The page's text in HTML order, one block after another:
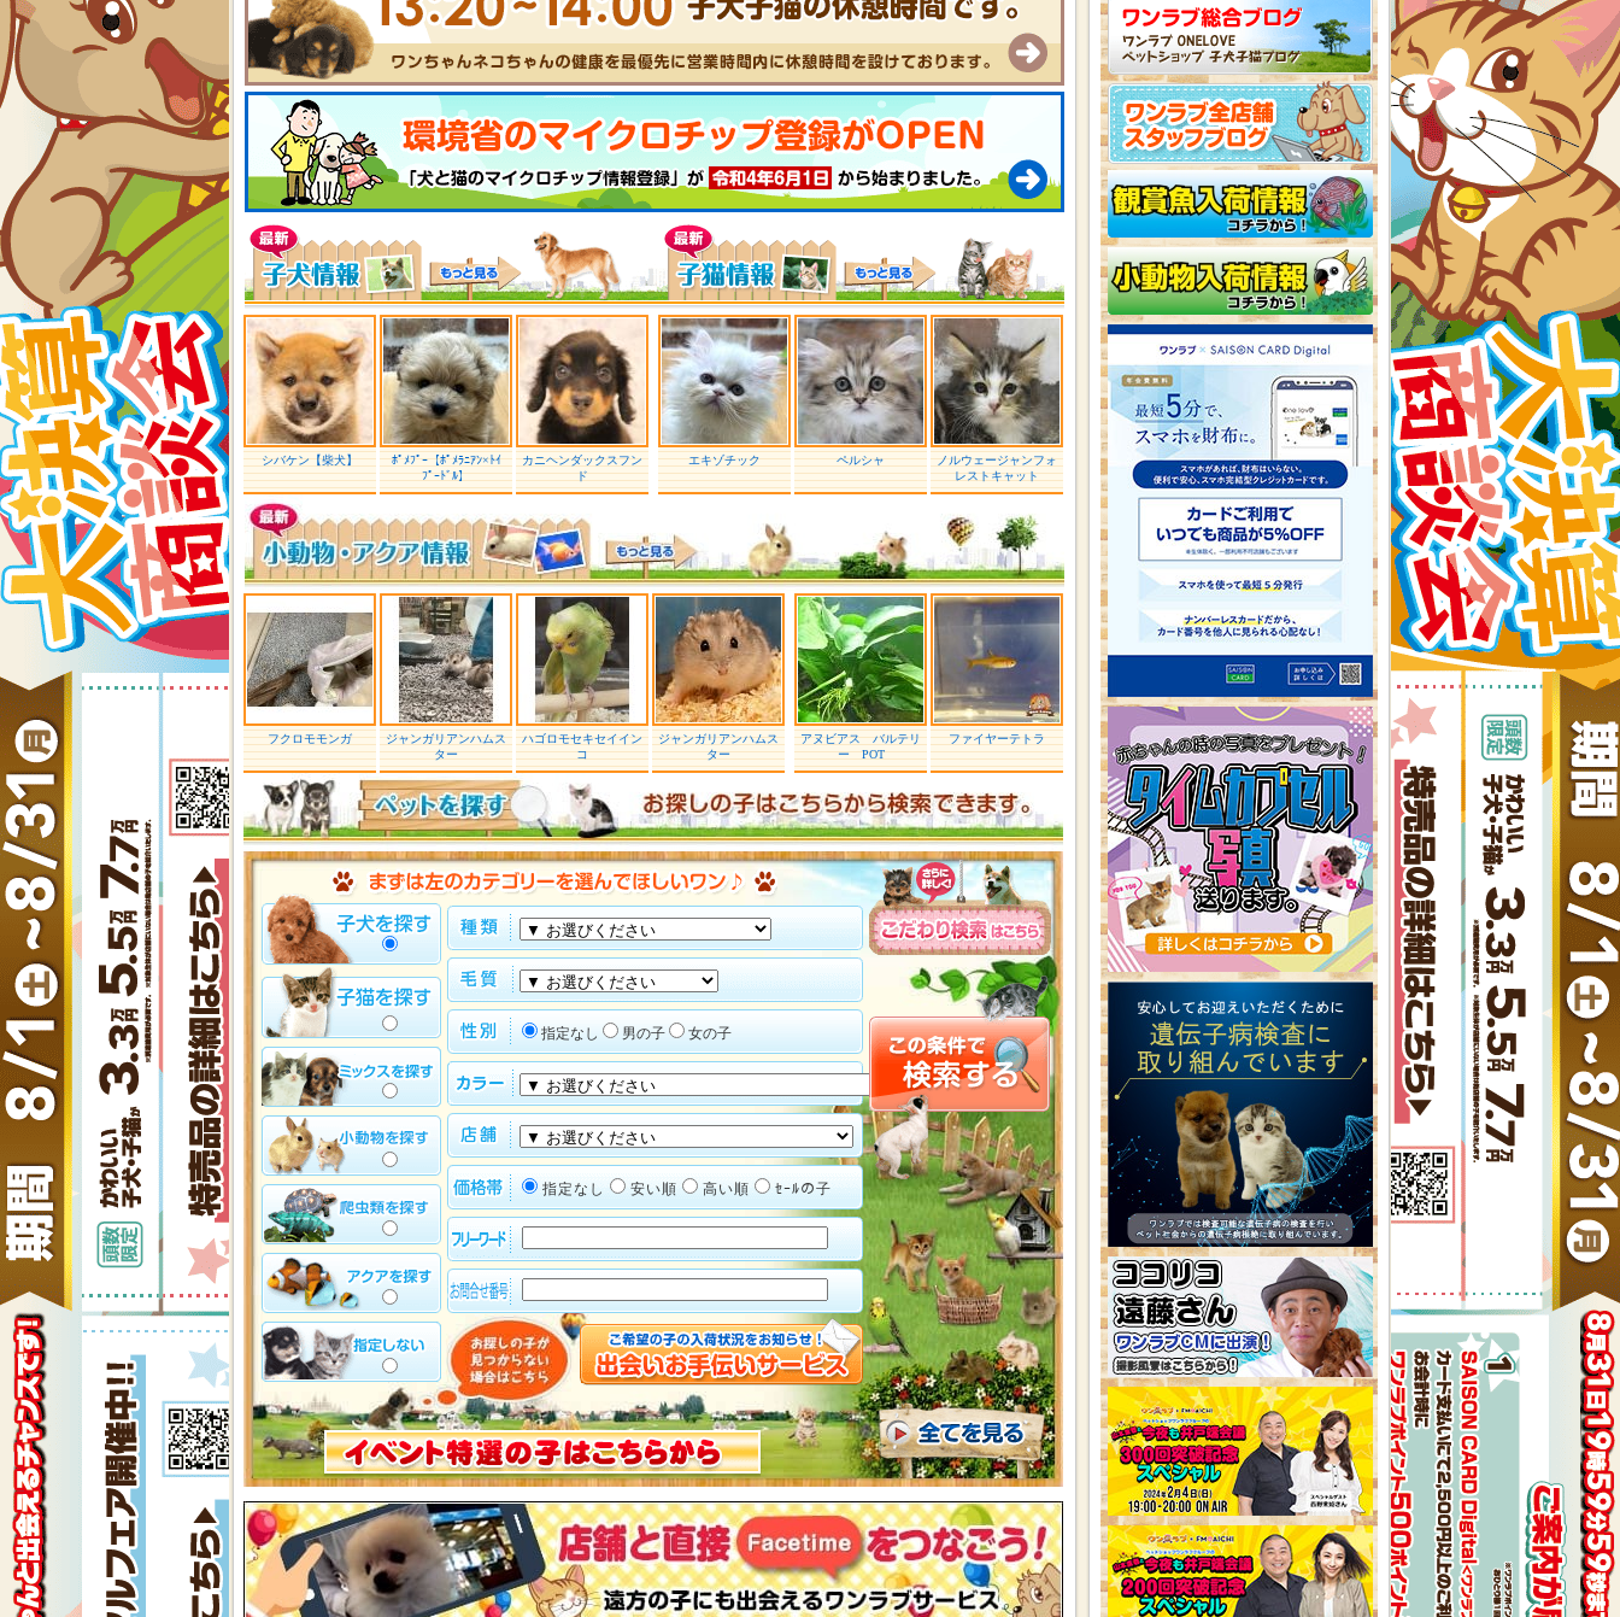
シバケン【柴犬】
ﾎﾟﾒﾌﾟｰ【ﾎﾟﾒﾗﾆｱﾝ×ﾄｲ
ﾌﾟｰﾄﾞﾙ】
カニヘンダックスフン
ド
エキゾチック ペルシャ
ノルウェージャンフォ
レストキャット
フクロモモンガ
ジャンガリアンハムス
ター
ハゴロモセキセイイン
コ
ジャンガリアンハムス
ター
アヌビアス バルテリ
ー POT
ファイヤーテトラ
指定なし 男の子 女の子
指定なし 安い順 高い順 ｾｰﾙの子